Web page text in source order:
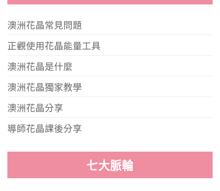
澳洲花晶常見問題
正觀使用花晶能量工具
澳洲花晶是什麼
澳洲花晶獨家教學
澳洲花晶分享
導師花晶課後分享
七大脈輪